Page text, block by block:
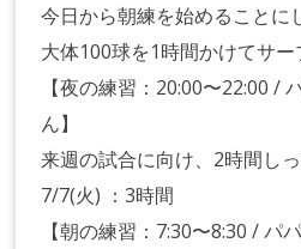
今日から朝練を始めることに
大体100球を1時間かけてサー
【夜の練習：20:00〜22:00 /
ん】
来週の試合に向け、2時間し
7/7(火) ：3時間
【朝の練習：7:30〜8:30 / パパ